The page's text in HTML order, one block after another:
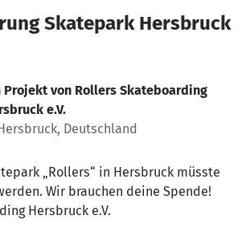
Skatepark Hersbruck
Projekt von Rollers Skateboarding
e.V.
Deutschland
„Rollers“ in Hersbruck müsste
Wir brauchen deine Spende!
Hersbruck e.V.